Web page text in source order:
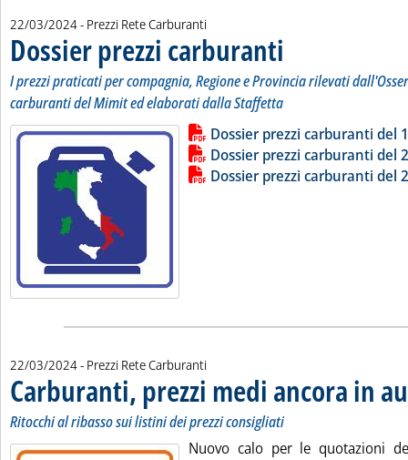
22/03/2024- Prezzi Rete Carburanti
Dossier prezzi carburanti
I prezzi praticati per compagnia, Regione e Provincia rilevati
carburanti del Mimit ed elaborati dalla Staffetta
Leggi tutta la notizia: 'Dossier
Lista allegati PDF alla notiziaDossier prezzi carburanti del
Dossier prezzi carburanti del
Dossier prezzi carburanti del
22/03/2024- Prezzi Rete Carburanti
Carburanti, prezzi medi ancora in
Ritocchi al ribasso sui listini dei prezzi consigliati
Nuovo calo per le quotazioni